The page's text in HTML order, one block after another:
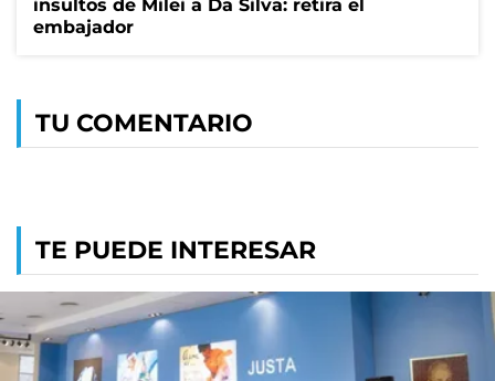
insultos de Milei a Da Silva: retira el
embajador
TU COMENTARIO
TE PUEDE INTERESAR